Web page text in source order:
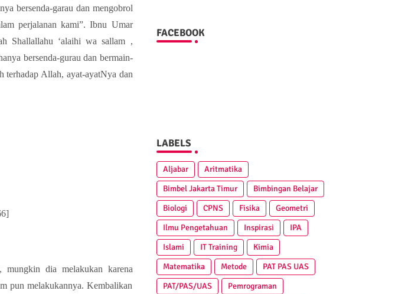
bersenda-garau dan mengobrol
perjalanan kami”. Ibnu Umar
Shallallahu ‘alaihi wa sallam ,
bersenda-gurau dan bermain-
terhadap Allah, ayat-ayatNya dan
mungkin dia melakukan karena
pun melakukannya. Kembalikan
FACEBOOK
LABELS
Aljabar
Aritmatika
Bimbel Jakarta Timur
Bimbingan Belajar
Biologi
CPNS Fisika
Geometri
Ilmu Pengetahuan
Inspirasi
IPA
Islami
IT Training
Kimia
Matematika
Metode
PAT PAS UAS
PAT/PAS/UAS
Pemrograman